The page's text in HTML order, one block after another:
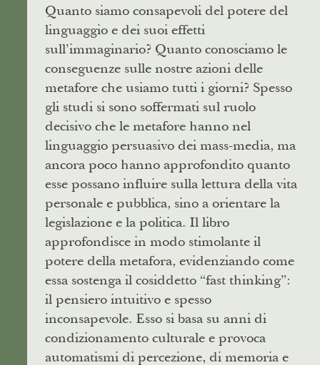
Quanto siamo consapevoli del potere del
linguaggio e dei suoi effetti
sull’immaginario? Quanto conosciamo le
conseguenze sulle nostre azioni delle
metafore che usiamo tutti i giorni? Spesso
gli studi si sono soffermati sul ruolo
decisivo che le metafore hanno nel
linguaggio persuasivo dei mass-media, ma
ancora poco hanno approfondito quanto
esse possano influire sulla lettura della vita
personale e pubblica, sino a orientare la
legislazione e la politica. Il libro
approfondisce in modo stimolante il
potere della metafora, evidenziando come
essa sostenga il cosiddetto “fast thinking”:
il pensiero intuitivo e spesso
inconsapevole. Esso si basa su anni di
condizionamento culturale e provoca
automatismi di percezione, di memoria e